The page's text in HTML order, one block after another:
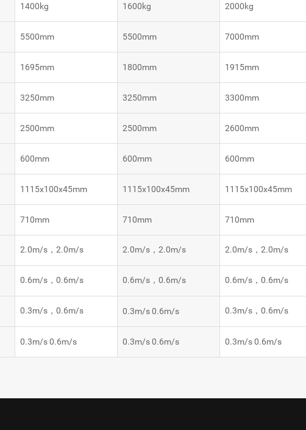
1400kg
5500mm
1695mm
3250mm
2500mm
600mm
1115x100x45mm
710mm
2.0m/s，2.0m/s
0.6m/s，0.6m/s
0.3m/s，0.6m/s
0.3m/s 0.6m/s
1600kg
5500mm
1800mm
3250mm
2500mm
600mm
1115x100x45mm
710mm
2.0m/s，2.0m/s
0.6m/s，0.6m/s
0.3m/s 0.6m/s
0.3m/s 0.6m/s
2000kg
7000mm
1915mm
3300mm
2600mm
600mm
1115x100x45mm
710mm
2.0m/s，2.0m/s
0.6m/s，0.6m/s
0.3m/s，0.6m/s
0.3m/s 0.6m/s